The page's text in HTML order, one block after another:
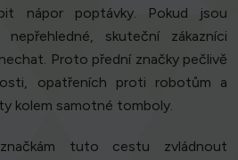
nápor poptávky. Pokud jsou
skuteční zákazníci
Proto přední značky pečlivě
opatřeních proti robotům a
kolem samotné tomboly.
tuto cestu zvládnout